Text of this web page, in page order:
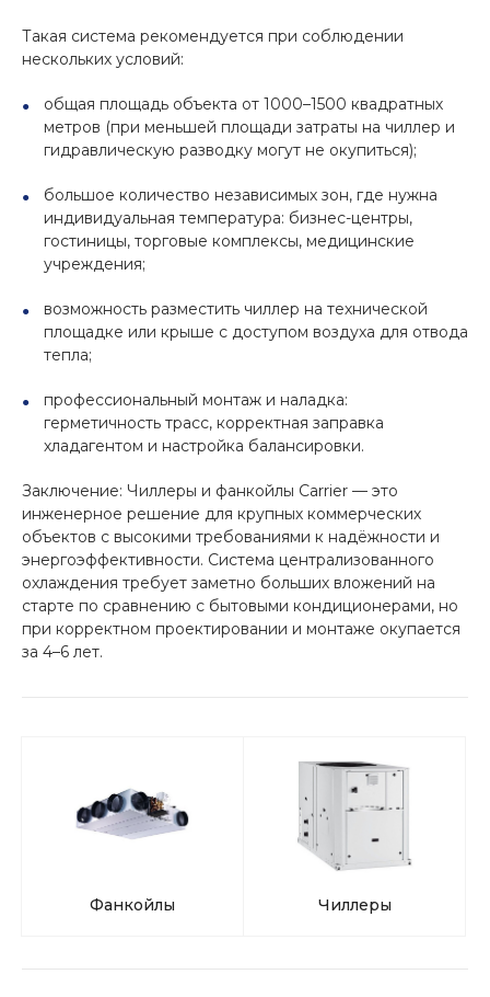
Такая система рекомендуется при соблюдении
нескольких условий:
общая площадь объекта от 1000–1500 квадратных
метров (при меньшей площади затраты на чиллер и
гидравлическую разводку могут не окупиться);
большое количество независимых зон, где нужна
индивидуальная температура: бизнес-центры,
гостиницы, торговые комплексы, медицинские
учреждения;
возможность разместить чиллер на технической
площадке или крыше с доступом воздуха для отвода
тепла;
профессиональный монтаж и наладка:
герметичность трасс, корректная заправка
хладагентом и настройка балансировки.
Заключение: Чиллеры и фанкойлы Carrier — это
инженерное решение для крупных коммерческих
объектов с высокими требованиями к надёжности и
энергоэффективности. Система централизованного
охлаждения требует заметно больших вложений на
старте по сравнению с бытовыми кондиционерами, но
при корректном проектировании и монтаже окупается
за 4–6 лет.
Фанкойлы Чиллеры